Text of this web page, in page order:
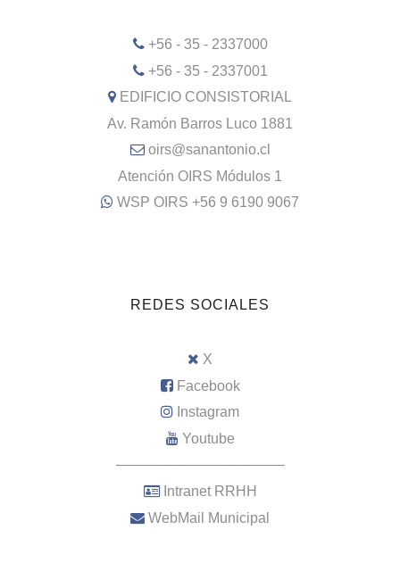
+56 - 35 - 2337000
+56 - 35 - 2337001
EDIFICIO CONSISTORIAL
Av. Ramón Barros Luco 1881
oirs@sanantonio.cl
Atención OIRS Módulos 1
WSP OIRS +56 9 6190 9067
REDES SOCIALES
X
Facebook
Instagram
Youtube
–––––––––––––––––––––
Intranet RRHH
WebMail Municipal